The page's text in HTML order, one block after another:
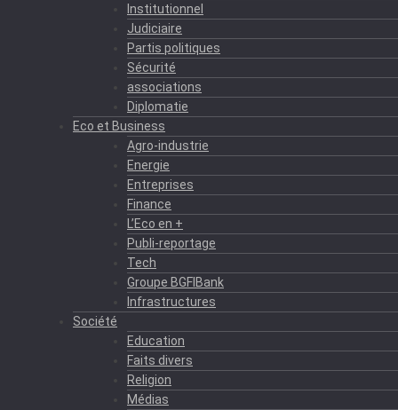
Institutionnel
Judiciaire
Partis politiques
Sécurité
associations
Diplomatie
Eco et Business
Agro-industrie
Energie
Entreprises
Finance
L’Eco en +
Publi-reportage
Tech
Groupe BGFIBank
Infrastructures
Société
Education
Faits divers
Religion
Médias